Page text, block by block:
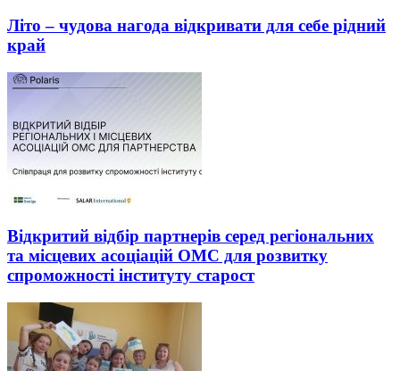
Літо – чудова нагода відкривати для себе рідний
край
Відкритий відбір партнерів серед регіональних
та місцевих асоціацій ОМС для розвитку
спроможності інституту старост